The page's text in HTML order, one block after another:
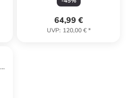
64,99 €
UVP: 120,00 €*